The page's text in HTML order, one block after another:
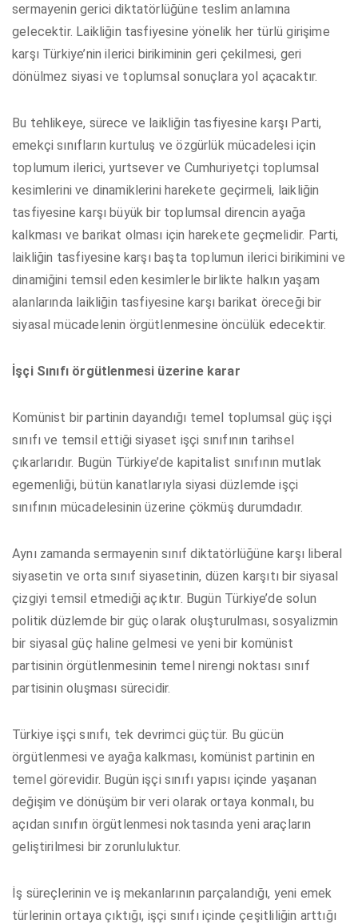
sermayenin gerici diktatörlüğüne teslim anlamına
gelecektir. Laikliğin tasfiyesine yönelik her türlü girişime
karşı Türkiye’nin ilerici birikiminin geri çekilmesi, geri
dönülmez siyasi ve toplumsal sonuçlara yol açacaktır.
Bu tehlikeye, sürece ve laikliğin tasfiyesine karşı Parti,
emekçi sınıfların kurtuluş ve özgürlük mücadelesi için
toplumum ilerici, yurtsever ve Cumhuriyetçi toplumsal
kesimlerini ve dinamiklerini harekete geçirmeli, laikliğin
tasfiyesine karşı büyük bir toplumsal direncin ayağa
kalkması ve barikat olması için harekete geçmelidir. Parti,
laikliğin tasfiyesine karşı başta toplumun ilerici birikimini ve
dinamiğini temsil eden kesimlerle birlikte halkın yaşam
alanlarında laikliğin tasfiyesine karşı barikat öreceği bir
siyasal mücadelenin örgütlenmesine öncülük edecektir.
İşçi Sınıfı örgütlenmesi üzerine karar
Komünist bir partinin dayandığı temel toplumsal güç işçi
sınıfı ve temsil ettiği siyaset işçi sınıfının tarihsel
çıkarlarıdır. Bugün Türkiye’de kapitalist sınıfının mutlak
egemenliği, bütün kanatlarıyla siyasi düzlemde işçi
sınıfının mücadelesinin üzerine çökmüş durumdadır.
Aynı zamanda sermayenin sınıf diktatörlüğüne karşı liberal
siyasetin ve orta sınıf siyasetinin, düzen karşıtı bir siyasal
çizgiyi temsil etmediği açıktır. Bugün Türkiye’de solun
politik düzlemde bir güç olarak oluşturulması, sosyalizmin
bir siyasal güç haline gelmesi ve yeni bir komünist
partisinin örgütlenmesinin temel nirengi noktası sınıf
partisinin oluşması sürecidir.
Türkiye işçi sınıfı, tek devrimci güçtür. Bu gücün
örgütlenmesi ve ayağa kalkması, komünist partinin en
temel görevidir. Bugün işçi sınıfı yapısı içinde yaşanan
değişim ve dönüşüm bir veri olarak ortaya konmalı, bu
açıdan sınıfın örgütlenmesi noktasında yeni araçların
geliştirilmesi bir zorunluluktur.
İş süreçlerinin ve iş mekanlarının parçalandığı, yeni emek
türlerinin ortaya çıktığı, işçi sınıfı içinde çeşitliliğin arttığı